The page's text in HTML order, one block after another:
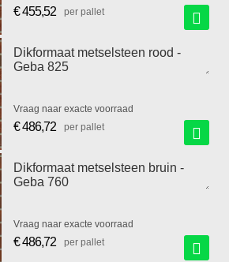
€ 455,52 per pallet
Dikformaat metselsteen rood -
Geba 825
Vraag naar exacte voorraad
€ 486,72 per pallet
Dikformaat metselsteen bruin -
Geba 760
Vraag naar exacte voorraad
€ 486,72 per pallet